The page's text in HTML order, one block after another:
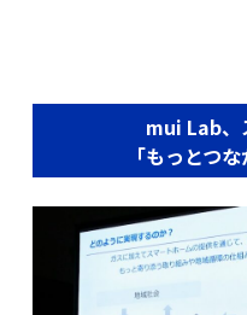
mui Lab、
「もっとつ